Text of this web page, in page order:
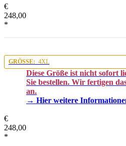
€
248,00
*
GRÖSSE: 4XL
Diese Größe ist nicht sofort
Sie bestellen. Wir fertigen
an.
→ Hier weitere
€
248,00
*